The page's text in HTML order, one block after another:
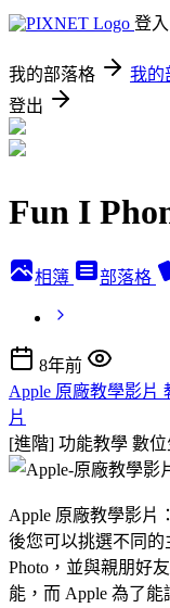
登入
我的部落格 我的
登出
Fun I
相簿 部落格
8年前
Apple 原廠教學影片
片
[進階] 功能教學 數
Apple 原廠教學影片
後您可以挑選不同
Photo，並與親朋好
能，而 Apple 為了